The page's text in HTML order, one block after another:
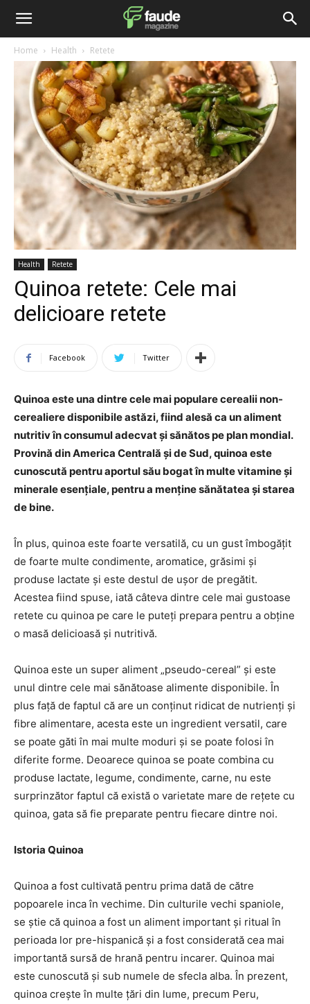
Home Health Retete
Health Retete
Quinoa retete: Cele mai
delicioare retete
Facebook Twitter
Quinoa este una dintre cele mai populare cerealii non-
cerealiere disponibile astăzi, fiind alesă ca un aliment
nutritiv în consumul adecvat și sănătos pe plan mondial.
Provină din America Centrală și de Sud, quinoa este
cunoscută pentru aportul său bogat în multe vitamine și
minerale esențiale, pentru a menține sănătatea și starea
de bine.
În plus, quinoa este foarte versatilă, cu un gust îmbogățit
de foarte multe condimente, aromatice, grăsimi și
produse lactate și este destul de ușor de pregătit.
Acestea fiind spuse, iată câteva dintre cele mai gustoase
retete cu quinoa pe care le puteți prepara pentru a obține
o masă delicioasă și nutritivă.
Quinoa este un super aliment „pseudo-cereal” și este
unul dintre cele mai sănătoase alimente disponibile. În
plus față de faptul că are un conținut ridicat de nutrienți și
fibre alimentare, acesta este un ingredient versatil, care
se poate găti în mai multe moduri și se poate folosi în
diferite forme. Deoarece quinoa se poate combina cu
produse lactate, legume, condimente, carne, nu este
surprinzător faptul că există o varietate mare de rețete cu
quinoa, gata să fie preparate pentru fiecare dintre noi.
Istoria Quinoa
Quinoa a fost cultivată pentru prima dată de către
popoarele inca în vechime. Din culturile vechi spaniole,
se știe că quinoa a fost un aliment important și ritual în
perioada lor pre-hispanică și a fost considerată cea mai
importantă sursă de hrană pentru incarer. Quinoa mai
este cunoscută și sub numele de sfecla alba. În prezent,
quinoa crește în multe țări din lume, precum Peru,